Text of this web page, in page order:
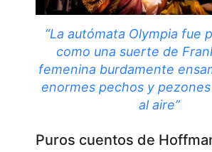
“La autómata Olympia fue
como una suerte de
femenina burdamente
enormes pechos y
al aire”
Puros cuentos de